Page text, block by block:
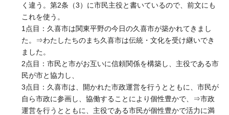
く違う。第2条（3）に市民主役と書いているので、前文にも
これを使う。
1点目：久喜市は関東平野の今日の久喜市が築かれてきまし
た。⇒わたしたちのまち久喜市は伝統・文化を受け継いでき
ました。
2点目：市民と市がお互いに信頼関係を構築し、主役である市
民が市と協力し、
3点目：久喜市は、開かれた市政運営を行うとともに、市民が
自ら市政に参画し、協働することにより個性豊かで、⇒市政
運営を行うとともに、主役である市民が個性豊かで活力に満